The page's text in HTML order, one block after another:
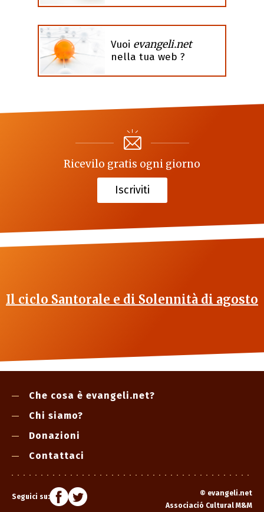
Vuoi evangeli.net
nella tua web ?
Ricevilo gratis ogni giorno
Iscriviti
Il ciclo Santorale e di Solennità di agosto
Che cosa è evangeli.net?
Chi siamo?
Donazioni
Contattaci
Seguici su: © evangeli.net
Associació Cultural M&M